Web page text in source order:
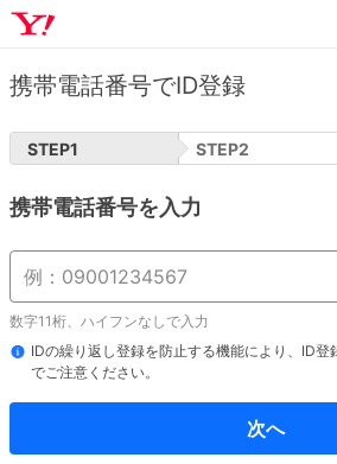
携帯電話番号でID登録
STEP1 STEP2
携帯電話番号を入力
数字11桁、ハイフンなしで入力
IDの繰り返し登録を防止する機能により、ID
でご注意ください。
次へ